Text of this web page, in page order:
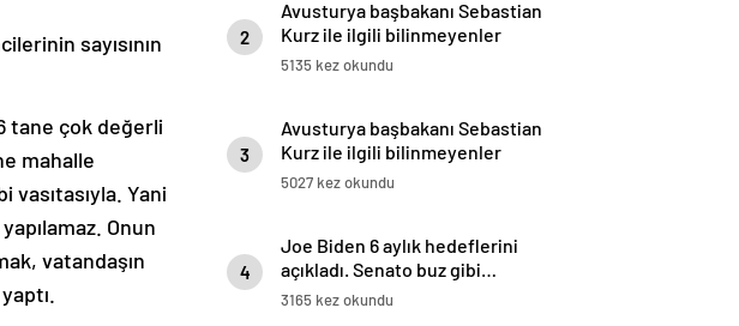
sayısının
tane çok değerli
mahalle
Yani
Onun
vatandaşın
2
Avusturya başbakanı Sebastian
Kurz ile ilgili bilinmeyenler
5135 kez okundu
3
Avusturya başbakanı Sebastian
Kurz ile ilgili bilinmeyenler
5027 kez okundu
4
Joe Biden 6 aylık hedeflerini
açıkladı. Senato buz gibi…
3165 kez okundu